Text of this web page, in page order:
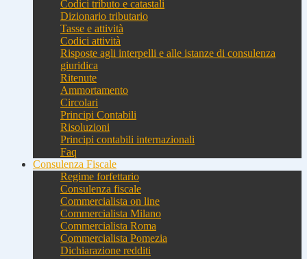
Codici tributo e catastali
Dizionario tributario
Tasse e attività
Codici attività
Risposte agli interpelli e alle istanze di consulenza
giuridica
Ritenute
Ammortamento
Circolari
Principi Contabili
Risoluzioni
Principi contabili internazionali
Faq
Consulenza Fiscale
Regime forfettario
Consulenza fiscale
Commercialista on line
Commercialista Milano
Commercialista Roma
Commercialista Pomezia
Dichiarazione redditi